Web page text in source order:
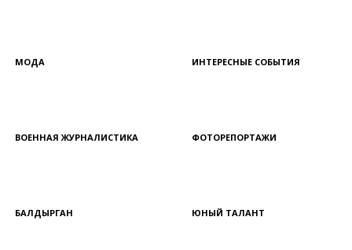
МОДА ИНТЕРЕСНЫЕ СОБЫТИЯ
ВОЕННАЯ ЖУРНАЛИСТИКА ФОТОРЕПОРТАЖИ
БАЛДЫРГАН ЮНЫЙ ТАЛАНТ